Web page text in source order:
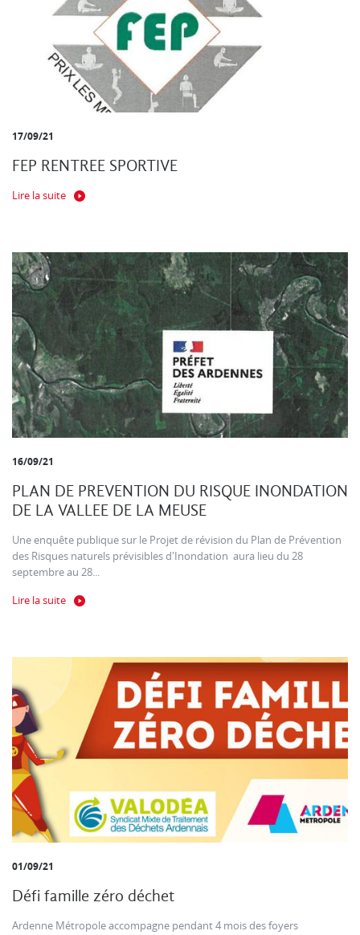
17/09/21
FEP RENTREE SPORTIVE
Lire la suite
16/09/21
PLAN DE PREVENTION DU RISQUE INONDATION
DE LA VALLEE DE LA MEUSE
Une enquête publique sur le Projet de révision du Plan de Prévention
des Risques naturels prévisibles d'Inondation aura lieu du 28
septembre au 28...
Lire la suite
01/09/21
Défi famille zéro déchet
Ardenne Métropole accompagne pendant 4 mois des foyers